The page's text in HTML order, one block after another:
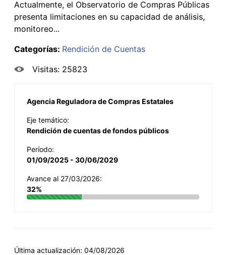
Actualmente, el Observatorio de Compras Públicas
presenta limitaciones en su capacidad de análisis,
monitoreo...
Categorías: Rendición de Cuentas
Visitas: 25823
Agencia Reguladora de Compras Estatales
Eje temático:
Rendición de cuentas de fondos públicos
Período:
01/09/2025 - 30/06/2029
Avance al 27/03/2026:
32%
Última actualización: 04/08/2026